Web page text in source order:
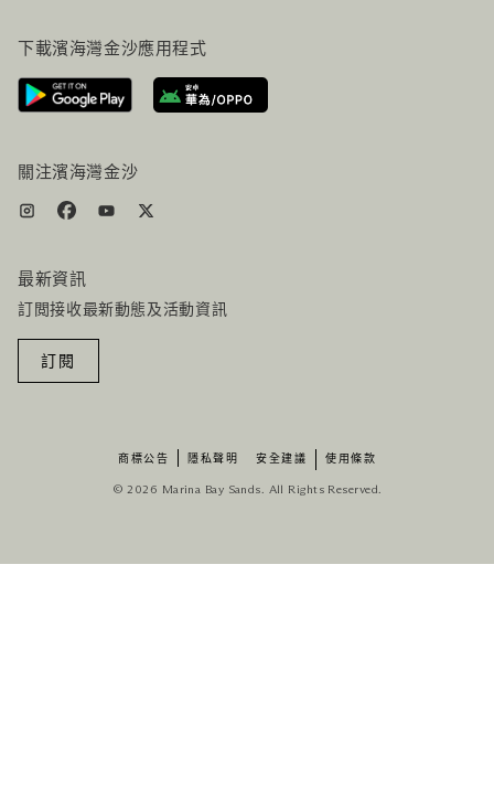
聯絡我們
行程規劃
路線指引
服務設施
下載濱海灣金沙應用程式
關注濱海灣金沙
最新資訊
訂閲接收最新動態及活動資訊
訂閱
商標公告 隱私聲明 安全建議 使用條款
© 2026 Marina Bay Sands. All Rights Reserved.